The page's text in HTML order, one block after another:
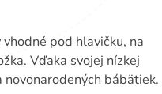
pod hlavičku, na
Vďaka svojej nízkej
bábätiek.